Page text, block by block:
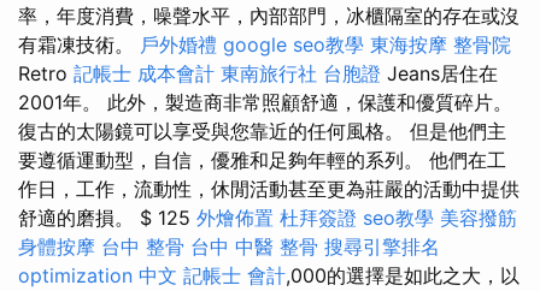
率，年度消費，噪聲水平，內部部門，冰櫃隔室的存在或沒
有霜凍技術。 戶外婚禮 google seo教學 東海按摩 整骨院
Retro 記帳士 成本會計 東南旅行社 台胞證 Jeans居住在
2001年。 此外，製造商非常照顧舒適，保護和優質碎片。
復古的太陽鏡可以享受與您靠近的任何風格。 但是他們主
要遵循運動型，自信，優雅和足夠年輕的系列。 他們在工
作日，工作，流動性，休閒活動甚至更為莊嚴的活動中提供
舒適的磨損。 $ 125 外燴佈置 杜拜簽證 seo教學 美容撥筋
身體按摩 台中 整骨 台中 中醫 整骨 搜尋引擎排名
optimization 中文 記帳士 會計,000的選擇是如此之大，以